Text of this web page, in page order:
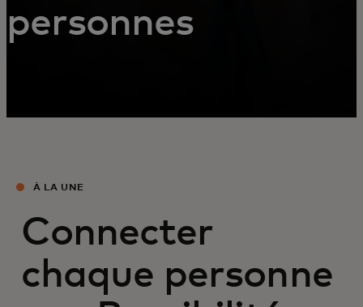
personnes
À LA UNE
Connecter
chaque personne